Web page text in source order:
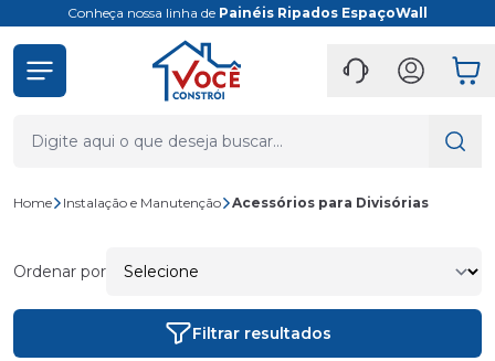
Conheça nossa linha de Painéis Ripados EspaçoWall
Home Instalação e Manutenção Acessórios para Divisórias
Ordenar por
Filtrar resultados